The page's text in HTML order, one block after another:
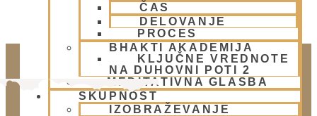
ČAS
DELOVANJE
PROCES
BHAKTI AKADEMIJA
KLJUČNE VREDNOTE
NA DUHOVNI POTI 2
MEDITATIVNA GLASBA
SKUPNOST
IZOBRAŽEVANJE